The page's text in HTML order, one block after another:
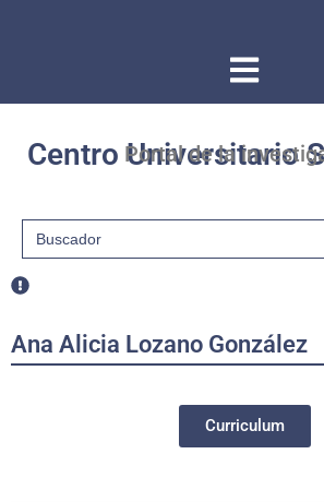
Centro Universitario
Portal de la
Buscar:
Ana Alicia Lozano González
Curriculum